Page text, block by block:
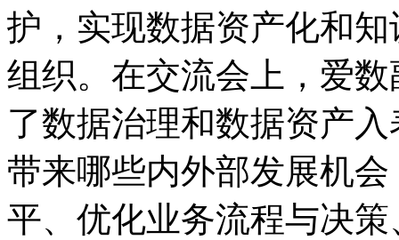
护，实现数据资产化和
组织。在交流会上，爱
了数据治理和数据资产
带来哪些内外部发展机
平、优化业务流程与决